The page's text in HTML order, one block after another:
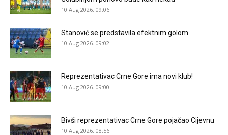
10 Aug 2026. 09:06
Stanović se predstavila efektnim golom
10 Aug 2026. 09:02
Reprezentativac Crne Gore ima novi klub!
10 Aug 2026. 09:00
Bivši reprezentativac Crne Gore pojačao Cijevnu
10 Aug 2026. 08:56